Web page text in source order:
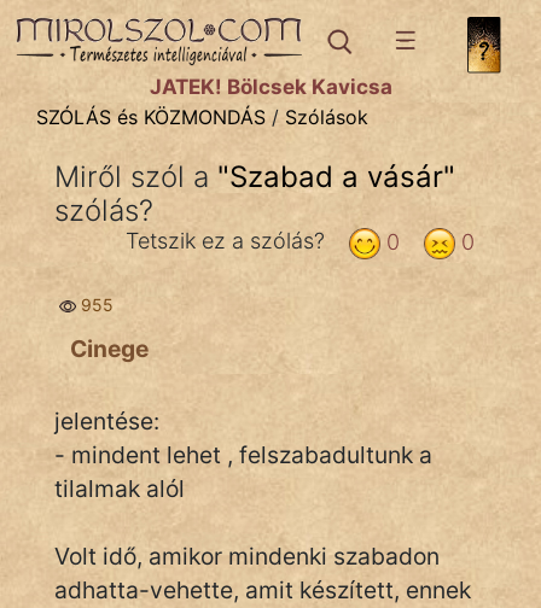
SZÓLÁS ÉS KÖZMONDÁStémák:
Bibliai
Közmondások
Szállóigék
Szóláscsoportok
Szólások
Tréfás
JÁTÉK! Bölcsek Kavicsa
SZÓLÁS és KÖZMONDÁS / Szólások
Miről szól a "Szabad a vásár"
szólás?
0
0
Tetszik ez a szólás?
955
Cinege
jelentése:
- mindent lehet , felszabadultunk a
tilalmak alól
Volt idő, amikor mindenki szabadon
adhatta-vehette, amit készített, ennek